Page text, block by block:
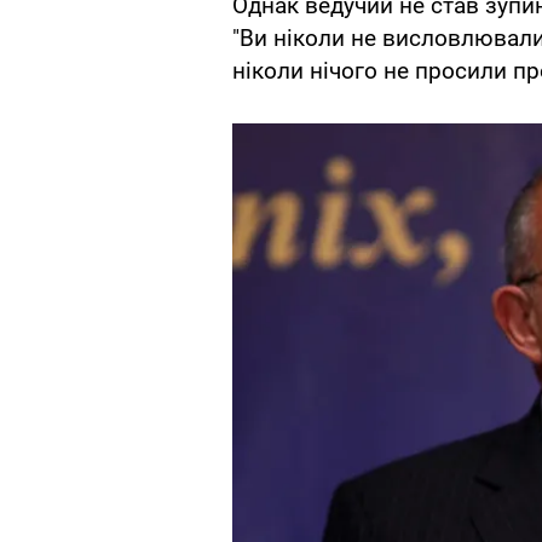
Однак ведучий не став
"Ви ніколи не
ніколи нічого не просили